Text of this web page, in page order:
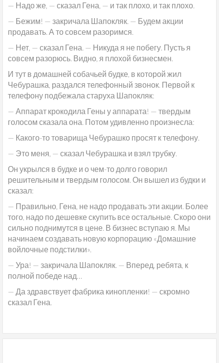
— Надо же, — сказал Гена, — и так плохо, и так плохо.
— Бежим! — закричала Шапокляк. — Будем акции
продавать. А то совсем разоримся.
— Нет, — сказал Гена. — Никуда я не побегу. Пусть я
совсем разорюсь. Видно, я плохой бизнесмен.
И тут в домашней собачьей будке, в которой жил
Чебурашка, раздался телефонный звонок. Первой к
телефону подбежала старуха Шапокляк:
— Аппарат крокодила Гены у аппарата! — твердым
голосом сказала она. Потом удивленно произнесла:
— Какого-то товарища Чебурашко просят к телефону.
— Это меня, — сказал Чебурашка и взял трубку.
Он укрылся в будке и о чем-то долго говорил
решительным и твердым голосом. Он вышел из будки и
сказал:
— Правильно, Гена, не надо продавать эти акции. Более
того, надо по дешевке скупить все остальные. Скоро они
сильно поднимутся в цене. В бизнес вступаю я. Мы
начинаем создавать новую корпорацию «Домашние
войлочные подстилки».
— Ура! — закричала Шапокляк. — Вперед, ребята, к
полной победе над…
— Да здравствует фабрика кинопленки! — скромно
сказал Гена.